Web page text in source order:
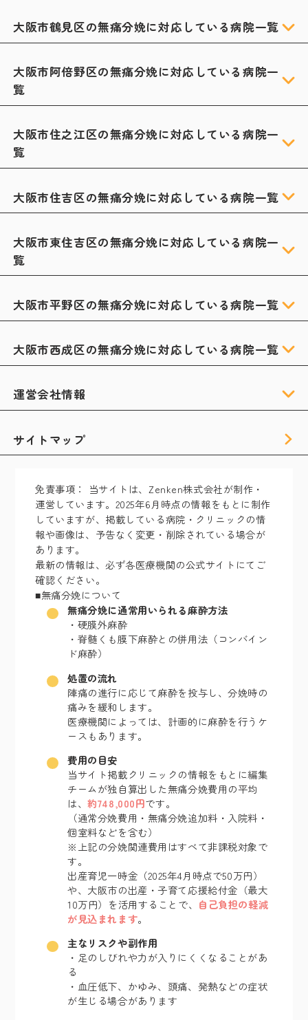
大阪市鶴見区の無痛分娩に対応している病院一覧
大阪市阿倍野区の無痛分娩に対応している病院一
覧
大阪市住之江区の無痛分娩に対応している病院一
覧
大阪市住吉区の無痛分娩に対応している病院一覧
大阪市東住吉区の無痛分娩に対応している病院一
覧
大阪市平野区の無痛分娩に対応している病院一覧
大阪市西成区の無痛分娩に対応している病院一覧
運営会社情報
サイトマップ
免責事項：
当サイトは、Zenken株式会社が制作・
運営しています。2025年6月時点の情報をもとに制作
していますが、掲載している病院・クリニックの情
報や画像は、予告なく変更・削除されている場合が
あります。
最新の情報は、必ず各医療機関の公式サイトにてご
確認ください。
■無痛分娩について
無痛分娩に通常用いられる麻酔方法
・硬膜外麻酔
・脊髄くも膜下麻酔との併用法（コンバイン
ド麻酔）
処置の流れ
陣痛の進行に応じて麻酔を投与し、分娩時の
痛みを緩和します。
医療機関によっては、計画的に麻酔を行うケ
ースもあります。
費用の目安
当サイト掲載クリニックの情報をもとに編集
チームが独自算出した無痛分娩費用の平均
は、約748,000円です。
（通常分娩費用・無痛分娩追加料・入院料・
個室料などを含む）
※上記の分娩関連費用はすべて非課税対象で
す。
出産育児一時金（2025年4月時点で50万円）
や、大阪市の出産・子育て応援給付金（最大
10万円）を活用することで、 自己負担の軽減
が見込まれます。
主なリスクや副作用
・足のしびれや力が入りにくくなることがあ
る
・血圧低下、かゆみ、頭痛、発熱などの症状
が生じる場合があります